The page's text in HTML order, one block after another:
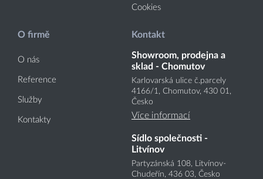
Cookies
O firmě
O nás
Reference
Služby
Kontakty
Kontakt
Showroom, prodejna a
sklad - Chomutov
Karlovarská ulice č.parcely
4166/1, Chomutov, 430 01,
Česko
Více informací
Sídlo společnosti -
Litvínov
Partyzánská 108, Litvínov-
Chudeřín, 436 03, Česko